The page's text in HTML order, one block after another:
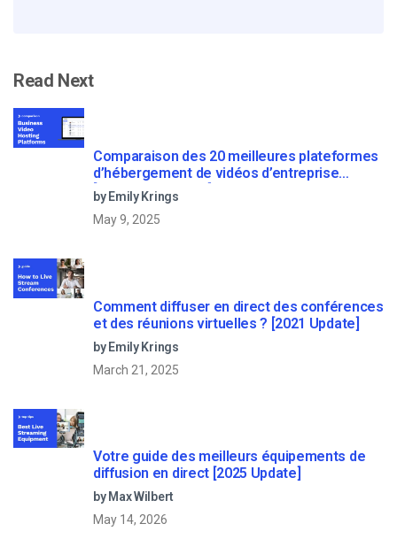
Read Next
Comparaison des 20 meilleures plateformes
d’hébergement de vidéos d’entreprise
[Updated for 2022]
by Emily Krings
May 9, 2025
Comment diffuser en direct des conférences
et des réunions virtuelles ? [2021 Update]
by Emily Krings
March 21, 2025
Votre guide des meilleurs équipements de
diffusion en direct [2025 Update]
by Max Wilbert
May 14, 2026